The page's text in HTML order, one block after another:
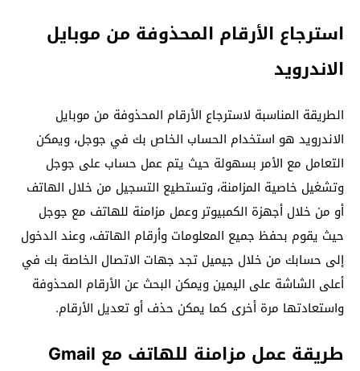
استرجاع الأرقام المحذوفة من موبايل
الاندرويد
الطريقة المناسبة لاسترجاع الأرقام المحذوفة من موبايل
الاندرويد هو استخدام الحساب الخاص بك في جوجل، ويمكن
التعامل مع الأمر بسهولة حيث يتم عمل حساب على جوجل
وتشغيل خاصية المزامنة، وتستطيع التسجيل من خلال الهاتف
أو من خلال أجهزة الكمبيوتر وعمل مزامنة للهاتف مع جوجل
حيث يقوم بحفظ جميع المعلومات وأرقام الهاتف، وعند الدخول
إلى حسابك من خلال جيميل تجد جهات الاتصال الخاصة بك في
أعلى الشاشة على اليمين ويمكن البحث عن الأرقام المحذوفة
واستعادتها مرة أخرى كما يمكن حذف أو تعديل الأرقام.
طريقة عمل مزامنة للهاتف مع Gmail